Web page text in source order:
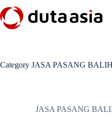
to
content
Category JASA PASANG
JASA PASANG